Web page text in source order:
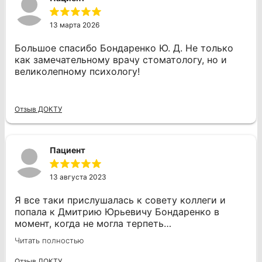
кому обращаться в случае проблем с зубами.
13 марта 2026
Большое спасибо Бондаренко Ю. Д. Не только
как замечательному врачу стоматологу, но и
великолепному психологу!
Отзыв ДОКТУ
Пациент
13 августа 2023
Я все таки прислушалась к совету коллеги и
попала к Дмитрию Юрьевичу Бондаренко в
момент, когда не могла терпеть
стоматологическую боль. Со своей
профессиональностью и легким общением, он
сразу меня расположил к себе. Дмитрий
Читать полностью